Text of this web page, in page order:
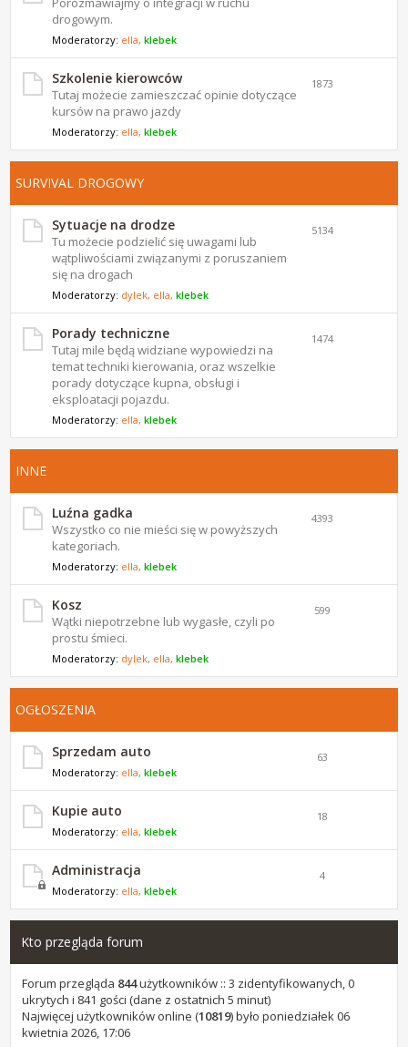
drogowym.
Moderatorzy: ella,klebek
Szkolenie kierowców
Tutaj możecie zamieszczać opinie dotyczące
kursów na prawo jazdy
Moderatorzy: ella,klebek
1873
SURVIVAL DROGOWY
Sytuacje na drodze
Tu możecie podzielić się uwagami lub
wątpliwościami związanymi z poruszaniem
się na drogach
Moderatorzy: dylek, ella,klebek
5134
Porady techniczne
Tutaj mile będą widziane wypowiedzi na
temat techniki kierowania, oraz wszelkie
porady dotyczące kupna, obsługi i
eksploatacji pojazdu.
Moderatorzy: ella,klebek
1474
INNE
Luźna gadka
Wszystko co nie mieści się w powyższych
kategoriach.
Moderatorzy: ella,klebek
4393
Kosz
Wątki niepotrzebne lub wygasłe, czyli po
prostu śmieci.
Moderatorzy: dylek, ella,klebek
599
OGŁOSZENIA
Sprzedam auto
Moderatorzy: ella,klebek
63
Kupie auto
Moderatorzy: ella,klebek
18
Administracja
Moderatorzy: ella,klebek
4
Kto przegląda forum
Forum przegląda 844użytkowników :: 3 zidentyfikowanych, 0
ukrytych i 841 gości (dane z ostatnich 5 minut)
Najwięcej użytkowników online (10819) było poniedziałek 06
kwietnia 2026, 17:06